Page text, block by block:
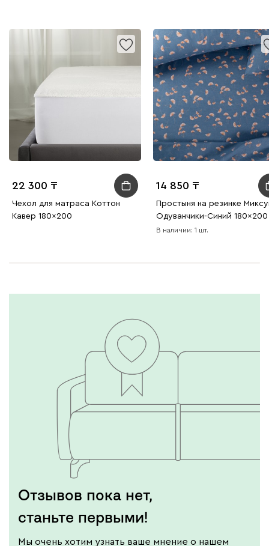
22 300
Чехол для матраса Коттон
Кавер 180x200
14 850
Простыня на резинке
Одуванчики-Синий 180x200
В наличии: 1 шт.
Отзывов пока нет,
станьте первыми!
Мы очень хотим узнать ваше мнение о нашем